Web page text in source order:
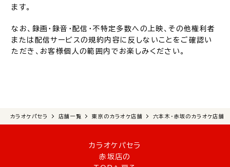
ます。
なお、録画・録音・配信・不特定多数への上映、その他権利者
または配信サービスの規約内容に反しないことをご確認い
ただき、お客様個人の範囲内でお楽しみください。
カラオケパセラ 店舗一覧 東京のカラオケ店舗 六本木・赤坂のカラオケ店舗
カラオケパセラ
赤坂店の